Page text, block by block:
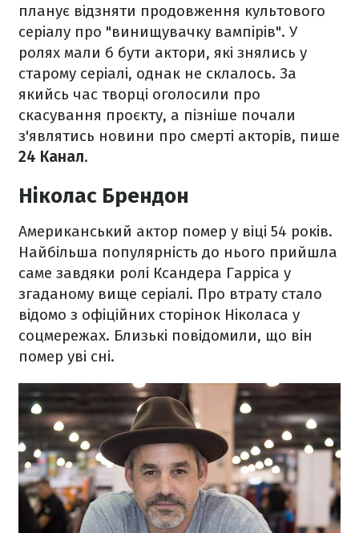
планує відзняти продовження культового
серіалу про "винищувачку вампірів". У
ролях мали б бути актори, які знялись у
старому серіалі, однак не склалось. За
якийсь час творці оголосили про
скасування проєкту, а пізніше почали
з'являтись новини про смерті акторів, пише
24 Канал.
Ніколас Брендон
Американський актор помер у віці 54 років.
Найбільша популярність до нього прийшла
саме завдяки ролі Ксандера Гарріса у
згаданому вище серіалі. Про втрату стало
відомо з офіційних сторінок Ніколаса у
соцмережах. Близькі повідомили, що він
помер уві сні.